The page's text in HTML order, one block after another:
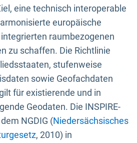
eine technisch interoperable
europäische
raumbezogenen
zu schaffen. Die Richtlinie
stufenweise
sowie Geofachdaten
für existierende und in
Geodaten. Die INSPIRE-
NGDIG (Niedersächsisches
, 2010) in